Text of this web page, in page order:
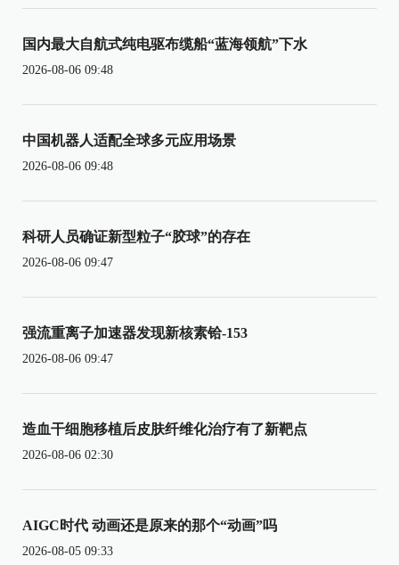
国内最大自航式纯电驱布缆船“蓝海领航”下水
2026-08-06 09:48
中国机器人适配全球多元应用场景
2026-08-06 09:48
科研人员确证新型粒子“胶球”的存在
2026-08-06 09:47
强流重离子加速器发现新核素铪-153
2026-08-06 09:47
造血干细胞移植后皮肤纤维化治疗有了新靶点
2026-08-06 02:30
AIGC时代 动画还是原来的那个“动画”吗
2026-08-05 09:33